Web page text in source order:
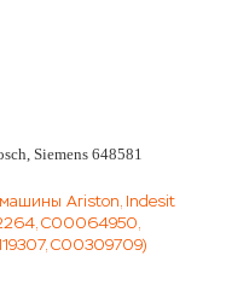
Siemens 648581